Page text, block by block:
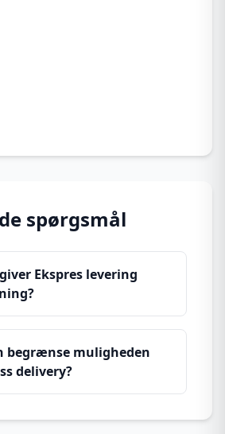
spørgsmål
Ekspres levering
begrænse muligheden
delivery?